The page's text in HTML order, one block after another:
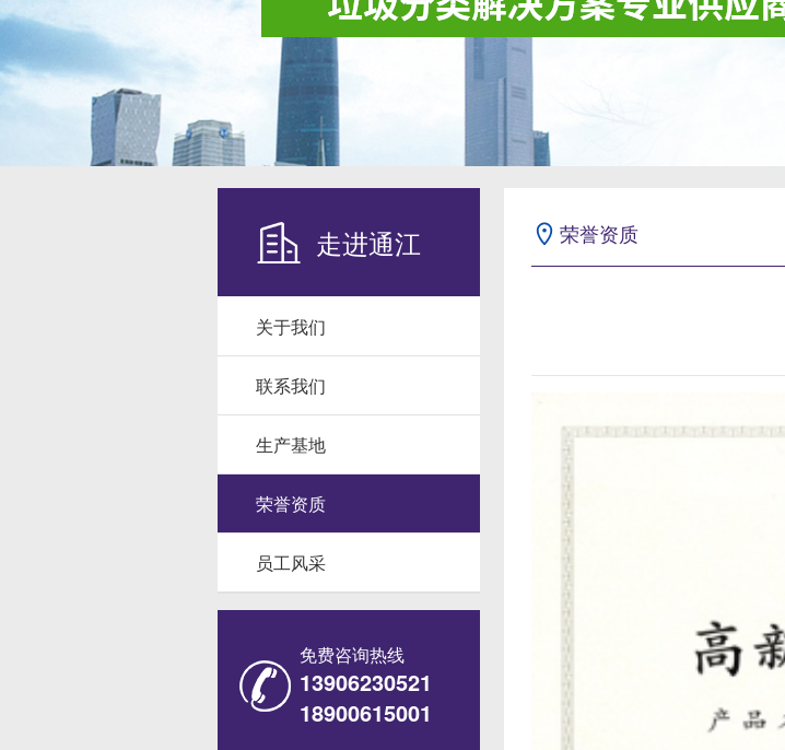
走进通江
关于我们
联系我们
生产基地
荣誉资质
员工风采
免费咨询热线
13906230521
18900615001
荣誉资质